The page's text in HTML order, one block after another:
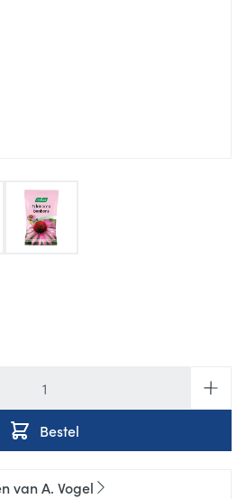
larger image
View larger image
Bestel
van A. Vogel